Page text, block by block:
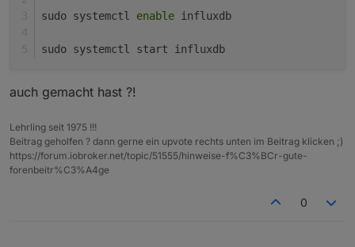
sudo systemctl enable influxdb
sudo systemctl start influxdb
auch gemacht hast ?!
Lehrling seit 1975 !!!
Beitrag geholfen ? dann gerne ein upvote rechts unten im Beitrag klicken ;)
https://forum.iobroker.net/topic/51555/hinweise-f%C3%BCr-gute-
forenbeitr%C3%A4ge
0